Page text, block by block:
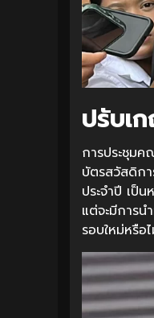
ปรับเ
การประชุม
บัตรสวัสดิกา
ประจำปี เป็
แต่จะมีการ
รอบใหม่หรือ